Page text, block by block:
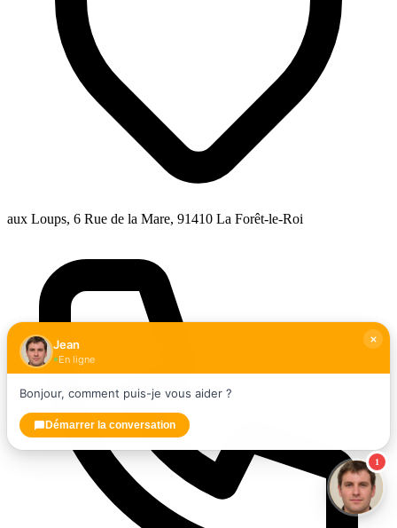
aux Loups, 6 Rue de la Mare, 91410 La Forêt-le-Roi
1
Jean
En ligne
Bonjour, comment puis-je vous aider ?
Démarrer la conversation